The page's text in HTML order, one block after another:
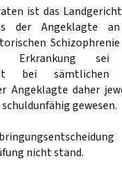
ist das
der Angeklagte
Erkrankung sei
bei sämtlichen
Angeklagte daher
gewesen.
nicht stand.